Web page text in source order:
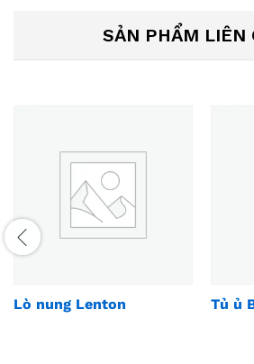
SẢN PHẨM LIÊN
Lò nung Lenton Tủ ủ